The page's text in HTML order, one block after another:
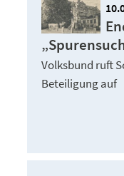
Volksbund ruft
Beteiligung auf